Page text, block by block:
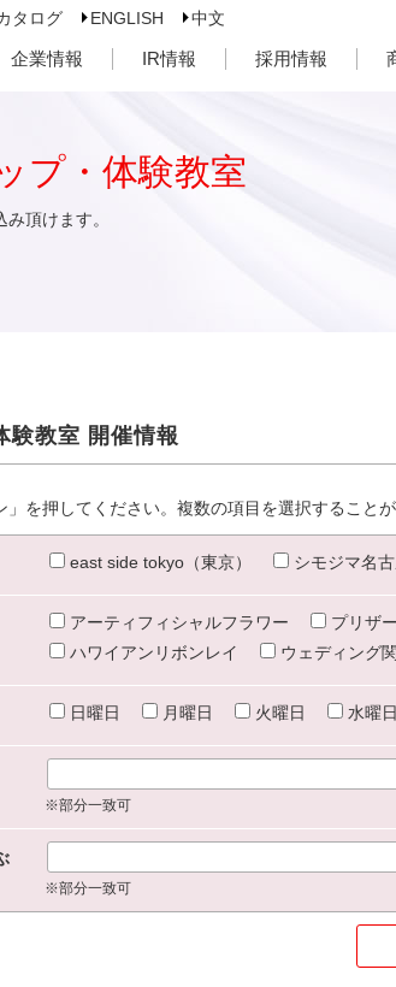
タログ ENGLISH 中文
企業情報 IR情報 採用情報
プ・体験教室
頂けます。
験教室 開催情報
を押してください。複数の項目を選択することが
east side tokyo（東京） シモジマ名
アーティフィシャルフラワー プリザ
ハワイアンリボンレイ
ウェディング
日曜日 月曜日 火曜日 水曜日
※部分一致可
※部分一致可